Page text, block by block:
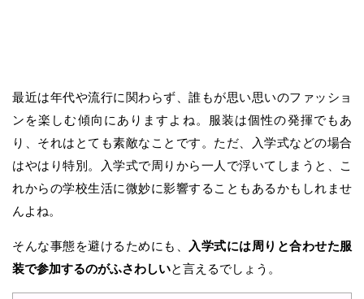
最近は年代や流行に関わらず、誰もが思い思いのファッショ
ンを楽しむ傾向にありますよね。服装は個性の発揮でもあ
り、それはとても素敵なことです。ただ、入学式などの場合
はやはり特別。入学式で周りから一人で浮いてしまうと、こ
れからの学校生活に微妙に影響することもあるかもしれませ
んよね。
そんな事態を避けるためにも、
入学式には周りと合わせた服
装で参加するのがふさわしいと言えるでしょう。